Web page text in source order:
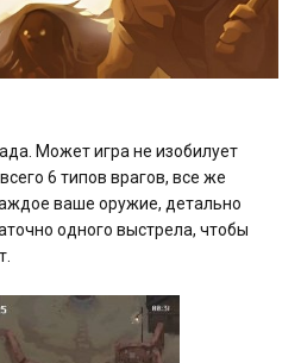
Может игра не изобилует
6 типов врагов, все же
ваше оружие, детально
одного выстрела, чтобы